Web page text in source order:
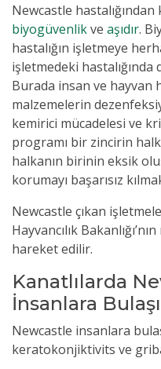
Newcastle
biyogüvenlikve aşıdır.
hastalığın işletmeye
işletmedeki hastalığında
Burada insan ve hayvan
malzemelerin
kemirici mücadelesi ve
programı bir zincirin
halkanın birinin eksik
korumayı başarısız
Newcastle çıkan
Hayvancılık
hareket edilir.
Kanatlılarda
İnsanlara
Newcastle insanlara
keratokonjiktivits ve